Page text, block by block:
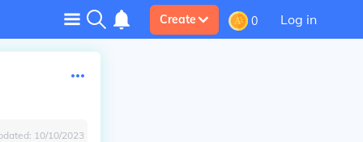
Create 0 Log in
10/10/2023